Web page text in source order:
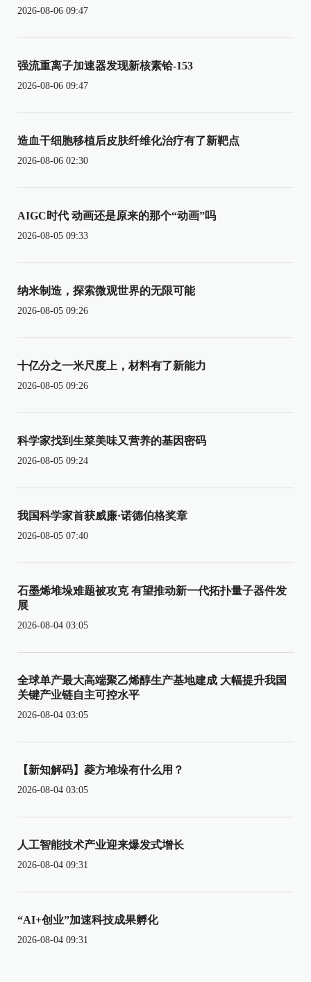
2026-08-06 09:47
强流重离子加速器发现新核素铪-153
2026-08-06 09:47
造血干细胞移植后皮肤纤维化治疗有了新靶点
2026-08-06 02:30
AIGC时代 动画还是原来的那个“动画”吗
2026-08-05 09:33
纳米制造，探索微观世界的无限可能
2026-08-05 09:26
十亿分之一米尺度上，材料有了新能力
2026-08-05 09:26
科学家找到生菜美味又营养的基因密码
2026-08-05 09:24
我国科学家首获威廉·诺德伯格奖章
2026-08-05 07:40
石墨烯堆垛难题被攻克 有望推动新一代拓扑量子器件发
展
2026-08-04 03:05
全球单产最大高端聚乙烯醇生产基地建成 大幅提升我国
关键产业链自主可控水平
2026-08-04 03:05
【新知解码】菱方堆垛有什么用？
2026-08-04 03:05
人工智能技术产业迎来爆发式增长
2026-08-04 09:31
“AI+创业”加速科技成果孵化
2026-08-04 09:31